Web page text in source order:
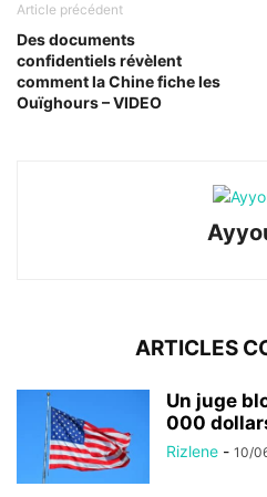
Article précédent
Des documents
confidentiels révèlent
comment la Chine fiche les
Ouïghours – VIDEO
ARTICLES
Un juge
000
Rizlene - 10/